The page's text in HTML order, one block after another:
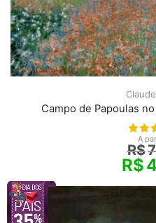
Campo de Papoulas
A
R$
R$